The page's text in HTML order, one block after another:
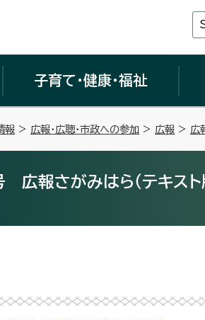
子育て・健康・福祉
報 > 広報・広聴・市政への参加 > 広報 > 広
報さがみはら（テキスト